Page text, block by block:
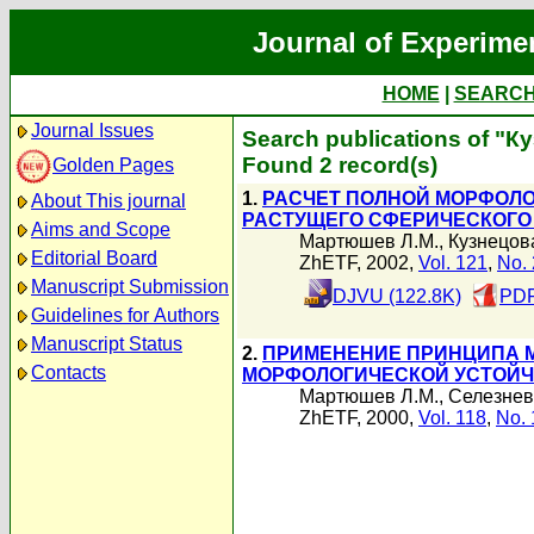
Journal of
HOME
Journal Issues
Golden Pages
About This journal
Aims and Scope
Editorial Board
Manuscript Submission
Guidelines for Authors
Manuscript Status
Contacts
Search publications of
Found 2 record(s)
1. РАСЧЕТ ПОЛНОЙ
РАСТУЩЕГО
Мартюшев Л.М.,
ZhETF, 2002, Vol. 121, No.
DJVU (122.8K)
2. ПРИМЕНЕНИЕ ПРИНЦИПА
МОРФОЛОГИЧЕСКОЙ
Мартюшев Л.М.,
ZhETF, 2000, Vol. 118, No.